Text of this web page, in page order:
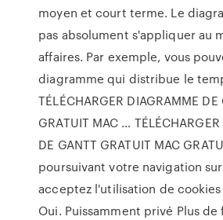
moyen et court terme. Le
pas absolument s'appliquer au
affaires. Par exemple, vous
diagramme qui distribue le
TÉLÉCHARGER DIAGRAMME DE
GRATUIT MAC …
DE GANTT GRATUIT MAC
poursuivant votre navigation
acceptez l'utilisation de cookies
Oui. Puissamment privé Plus de